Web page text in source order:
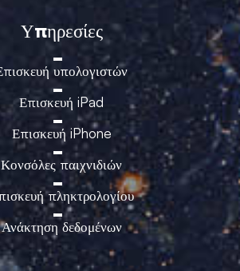
Υπηρεσίες
υπολογιστών
Επισκευή iPad
Επισκευή iPhone
Κονσόλες παιχνιδιών
πληκτρολογίου
Ανάκτηση δεδομένων